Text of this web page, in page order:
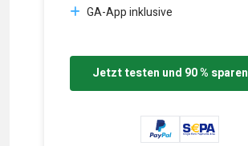
GA-App inklusive
Jetzt testen und 90 % sparen